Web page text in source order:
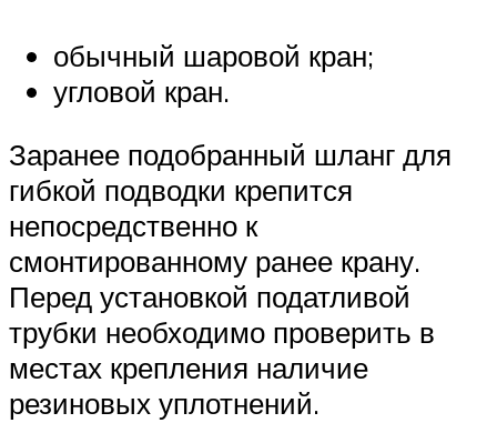
обычный шаровой кран;
угловой кран.
Заранее подобранный шланг для
гибкой подводки крепится
непосредственно к
смонтированному ранее крану.
Перед установкой податливой
трубки необходимо проверить в
местах крепления наличие
резиновых уплотнений.